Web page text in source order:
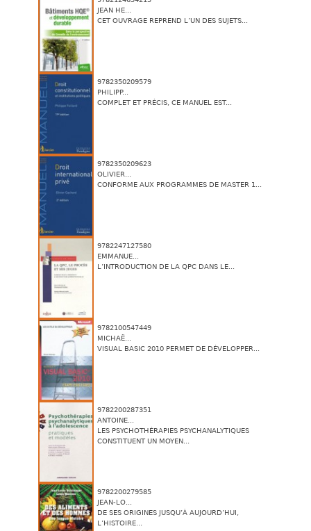
JEAN HE...
CET OUVRAGE REPREND L’UN DES SUJETS...
9782350209579
PHILIPP...
COMPLET ET PRÉCIS, CE MANUEL EST...
9782350209623
OLIVIER...
CONFORME AUX PROGRAMMES DE MASTER 1...
9782247127580
EMMANUE...
L’INTRODUCTION DE LA QPC DANS LE...
9782100547449
MICHAË...
VISUAL BASIC 2010 PERMET DE DÉVELOPPER...
9782200287351
ANTOINE...
LES PSYCHOTHÉRAPIES PSYCHANALYTIQUES
CONSTITUENT UN MOYEN...
9782200279585
JEAN-LO...
DE SES ORIGINES JUSQU’À AUJOURD’HUI,
L’HISTOIRE...